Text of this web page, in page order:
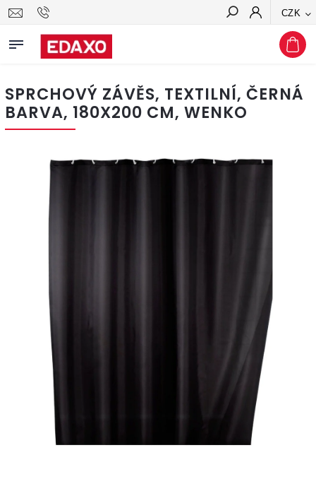
CZK
Hledat
SPRCHOVÝ ZÁVĚS, TEXTILNÍ, ČERNÁ
BARVA, 180X200 CM, WENKO